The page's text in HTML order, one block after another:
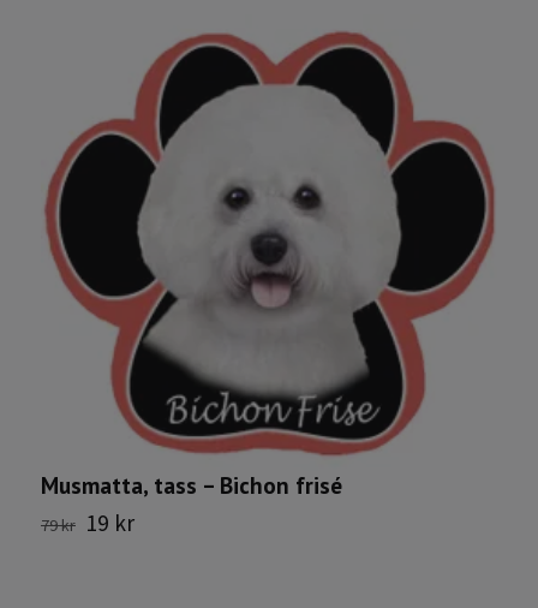
Musmatta, tass – Bichon frisé
79 kr 19 kr